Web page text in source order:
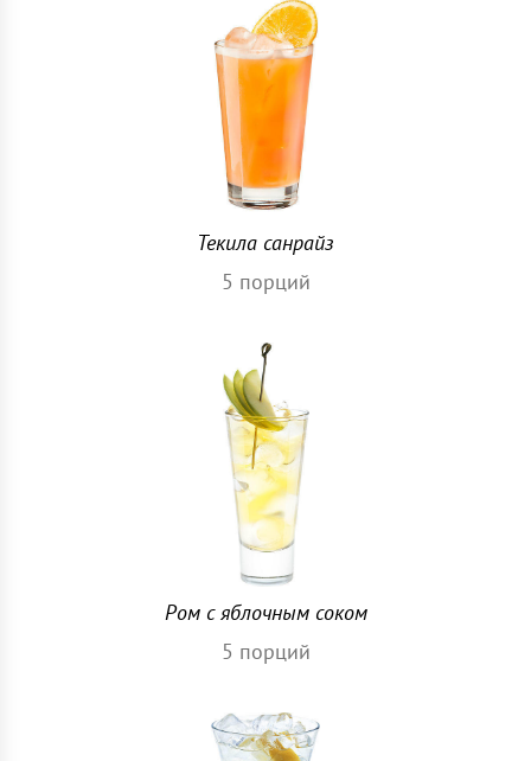
Текила санрайз
5 порций
Ром с яблочным соком
5 порций